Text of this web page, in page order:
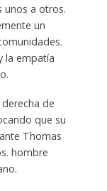
unos a otros.
un
la empatía
de
que su
Thomas
hombre